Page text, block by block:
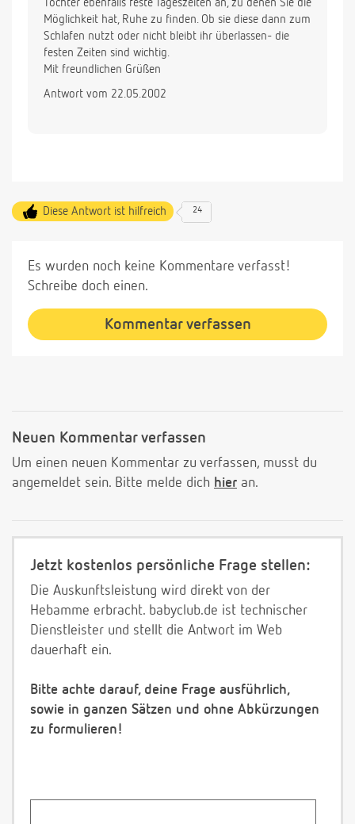
Tochter ebenfalls feste Tageszeiten an, zu denen Sie die
Möglichkeit hat, Ruhe zu finden. Ob sie diese dann zum
Schlafen nutzt oder nicht bleibt ihr überlassen- die
festen Zeiten sind wichtig.
Mit freundlichen Grüßen
Antwort vom 22.05.2002
Diese Antwort ist hilfreich 24
Es wurden noch keine Kommentare verfasst!
Schreibe doch einen.
Kommentar verfassen
Neuen Kommentar verfassen
Um einen neuen Kommentar zu verfassen, musst du
angemeldet sein. Bitte melde dich hier an.
Jetzt kostenlos persönliche Frage stellen:
Die Auskunftsleistung wird direkt von der
Hebamme erbracht. babyclub.de ist technischer
Dienstleister und stellt die Antwort im Web
dauerhaft ein.
Bitte achte darauf, deine Frage ausführlich,
sowie in ganzen Sätzen und ohne Abkürzungen
zu formulieren!